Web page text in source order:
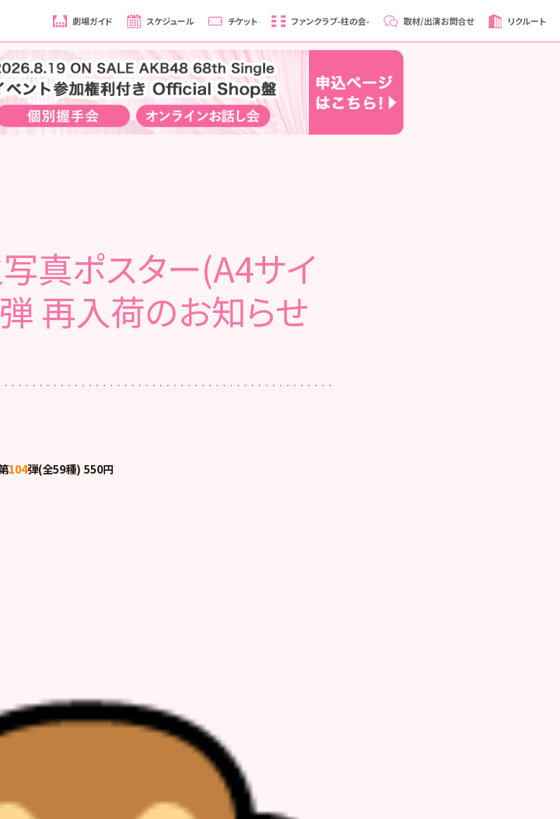
劇場ガイド スケジュール チケット ファンクラブ-柱の会- 取材/出演お問合せ リクルート
真ポスター(A4サイ
再入荷のお知らせ
104弾(全59種) 550円